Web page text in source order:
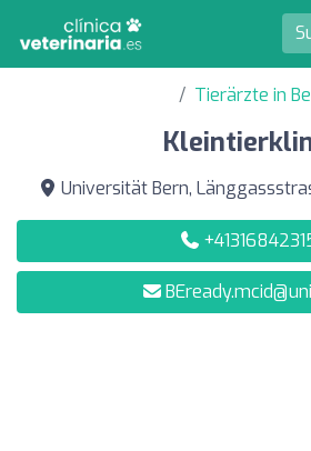
Tierärzte in
Universität Bern,